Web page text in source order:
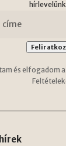
és elfogadom